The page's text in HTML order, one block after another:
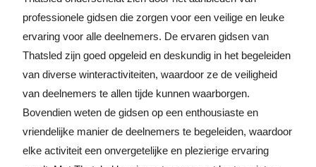
professionele gidsen die zorgen voor een veilige en leuke
ervaring voor alle deelnemers. De ervaren gidsen van
Thatsled zijn goed opgeleid en deskundig in het begeleiden
van diverse winteractiviteiten, waardoor ze de veiligheid
van deelnemers te allen tijde kunnen waarborgen.
Bovendien weten de gidsen op een enthousiaste en
vriendelijke manier de deelnemers te begeleiden, waardoor
elke activiteit een onvergetelijke en plezierige ervaring